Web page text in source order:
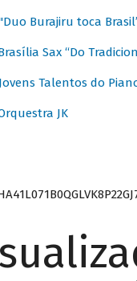
Burajiru toca
Sax “Do
Jovens Talentos do
JK